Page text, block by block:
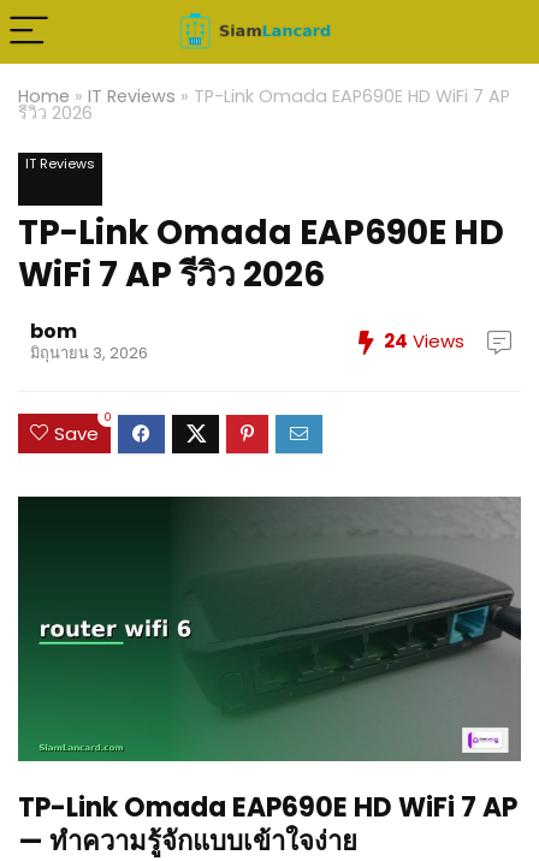
Home » IT Reviews » TP-Link Omada EAP690E HD WiFi 7 AP
รีวิว 2026
IT Reviews
TP-Link Omada EAP690E HD
WiFi 7 AP รีวิว 2026
bom
มิถุนายน 3, 2026 24 Views
Save
0
TP-Link Omada EAP690E HD WiFi 7 AP
— ทำความรู้จักแบบเข้าใจง่าย